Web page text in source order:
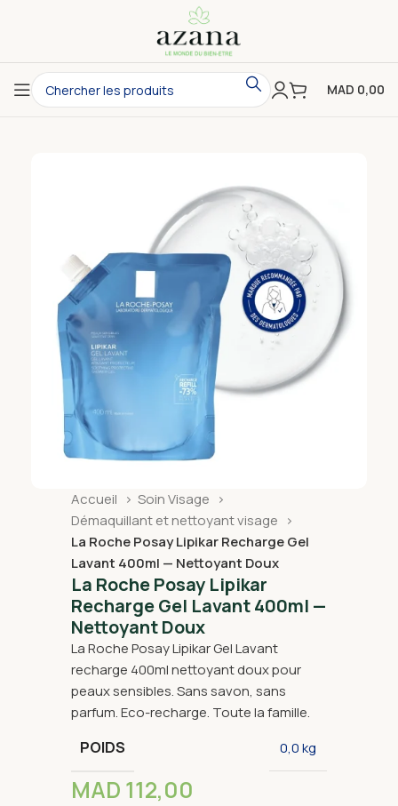
MAD 0,00
Accueil
Soin Visage
Démaquillant et nettoyant visage
La Roche Posay Lipikar Recharge Gel
Lavant 400ml — Nettoyant Doux
La Roche Posay Lipikar
Recharge Gel Lavant 400ml —
Nettoyant Doux
La Roche Posay Lipikar Gel Lavant
recharge 400ml nettoyant doux pour
peaux sensibles. Sans savon, sans
parfum. Eco-recharge. Toute la famille.
POIDS 0,0 kg
MAD 112,00